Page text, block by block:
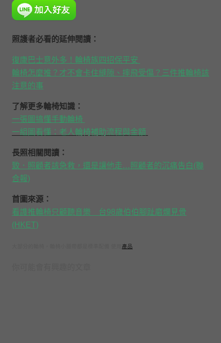
照護者必看的延伸閱讀：
復康巴士意外多！輪椅族四招保平安
輪椅怎麼推？才不會卡住縫隙、摔飛受傷？三件推輪椅該
注意的事
了解更多輪椅知識：
一張圖搞懂手動輪椅
一組圖看懂：老人輪椅補助流程與金額
長照相關閱讀：
致．照顧者該急救，還是讓他走…照顧者的沉痛告白(聯
合報)
首圖來源：
看謢推輪椅只顧聽音樂 台98歲伯伯腳趾磨爛見骨
(HKET)
產品